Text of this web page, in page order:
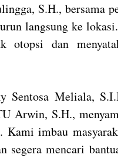
S.H., bersama
langsung ke
otopsi dan
Sentosa Meliala,
Arwin, S.H.,
imbau
segera mencari